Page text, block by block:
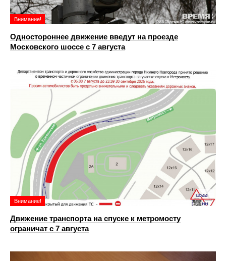
Внимание!
Одностороннее движение введут на проезде
Московского шоссе с 7 августа
Внимание!
Движение транспорта на спуске к метромосту
ограничат с 7 августа